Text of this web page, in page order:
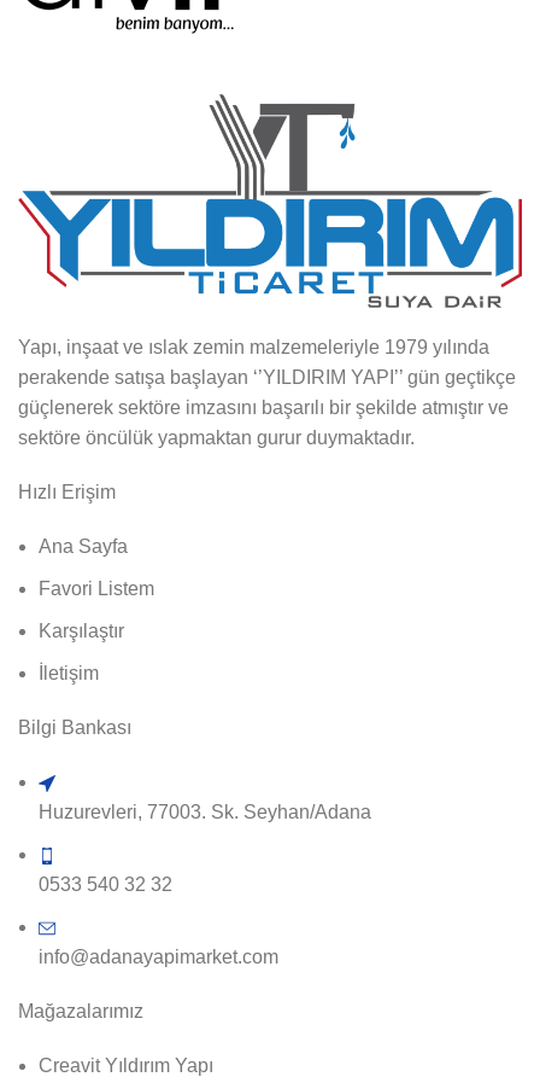
Yapı, inşaat ve ıslak zemin malzemeleriyle 1979 yılında
perakende satışa başlayan ‘’YILDIRIM YAPI’’ gün geçtikçe
güçlenerek sektöre imzasını başarılı bir şekilde atmıştır ve
sektöre öncülük yapmaktan gurur duymaktadır.
Hızlı Erişim
Ana Sayfa
Favori Listem
Karşılaştır
İletişim
Bilgi Bankası
Huzurevleri, 77003. Sk. Seyhan/Adana
0533 540 32 32
info@adanayapimarket.com
Mağazalarımız
Creavit Yıldırım Yapı